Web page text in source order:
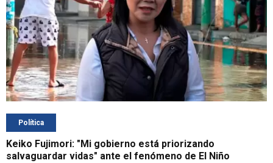
Política
Keiko Fujimori: "Mi gobierno está priorizando
salvaguardar vidas" ante el fenómeno de El Niño